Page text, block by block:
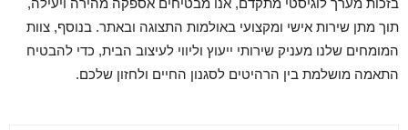
בזכות מערך לוגיסטי מתקדם, אנו מבטיחים אספקה מהירה ויעילה,
תוך מתן שירות אישי ומקצועי באולמות התצוגה ובאתר. בנוסף, צוות
המומחים שלנו מעניק שירותי ייעוץ וליווי לעיצוב הבית, כדי להבטיח
התאמה מושלמת בין הרהיטים לסגנון החיים ולחזון שלכם.